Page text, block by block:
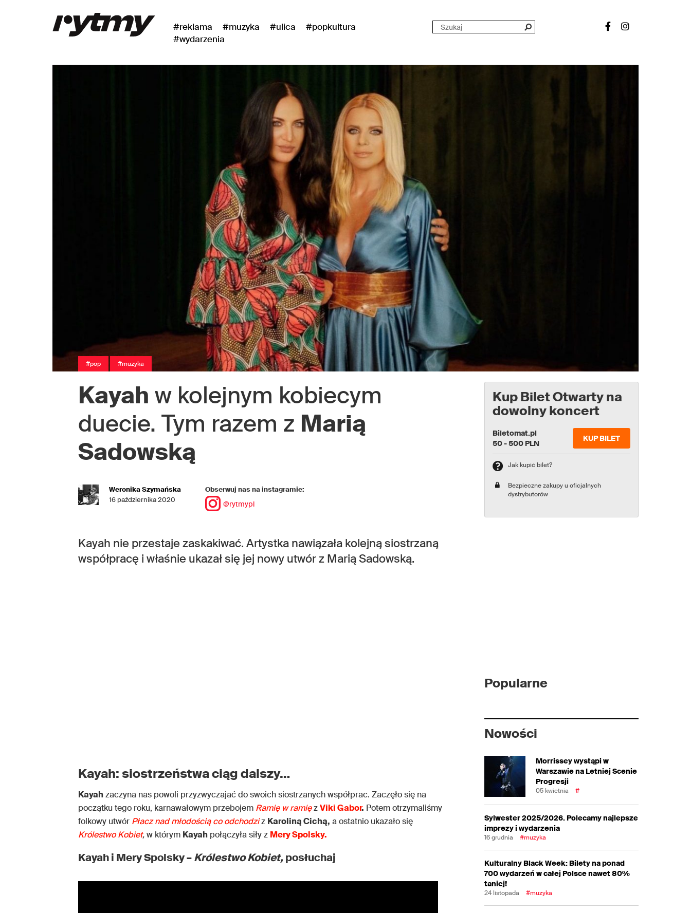
#reklama #muzyka #ulica
#popkultura
#wydarzenia
#pop #muzyka
Kayah w kolejnym kobiecym
duecie. Tym razem z Marią
Sadowską
Weronika Szymańska
16 października 2020
Obserwuj nas na instagramie:
@rytmypl
Kayah nie przestaje zaskakiwać. Artystka nawiązała kolejną siostrzaną
współpracę i właśnie ukazał się jej nowy utwór z Marią Sadowską.
Kayah: siostrzeństwa ciąg dalszy…
Kayahzaczyna nas powoli przyzwyczajać do swoich siostrzanych współprac. Zaczęło się na
początku tego roku, karnawałowym przebojem Ramię w ramięzViki Gabor. Potem otrzymaliśmy
folkowy utwór Płacz nad młodością co odchodziz Karoliną Cichą, a ostatnio ukazało się
Królestwo Kobiet,w którym Kayah połączyła siły z Mery Spolsky.
Kayah i Mery Spolsky –Królestwo Kobiet,posłuchaj
Kup Bilet Otwarty na
dowolny koncert
Biletomat.pl
50 - 500 PLN
KUP BILET
Jak kupić bilet?
Bezpieczne zakupy u oficjalnych
dystrybutorów
Popularne
Nowości
Morrissey wystąpi w
Warszawie na Letniej Scenie
Progresji
05 kwietnia #
Sylwester 2025/2026. Polecamy najlepsze
imprezy i wydarzenia
16 grudnia #muzyka
Kulturalny Black Week: Bilety na ponad
700 wydarzeń w całej Polsce nawet 80%
taniej!
24 listopada #muzyka